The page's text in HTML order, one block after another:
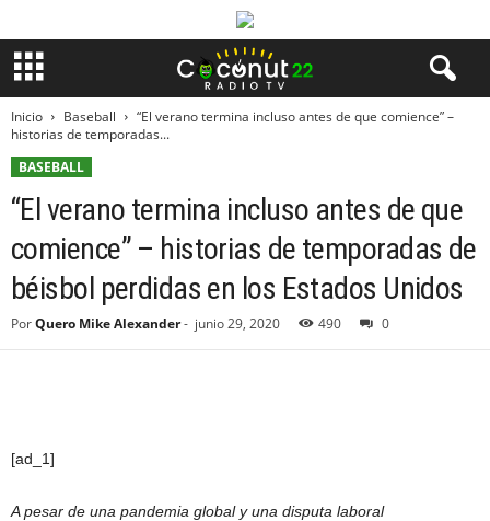
Inicio Baseball
“El verano termina incluso antes de que comience” –
historias de temporadas...
BASEBALL
“El verano termina incluso antes de que
comience” – historias de temporadas de
béisbol perdidas en los Estados Unidos
PorQuero Mike Alexander- junio 29, 2020 490 0
[ad_1]
A pesar de una pandemia global y una disputa laboral